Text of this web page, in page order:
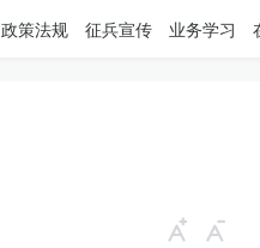
政策法规 征兵宣传 业务学习